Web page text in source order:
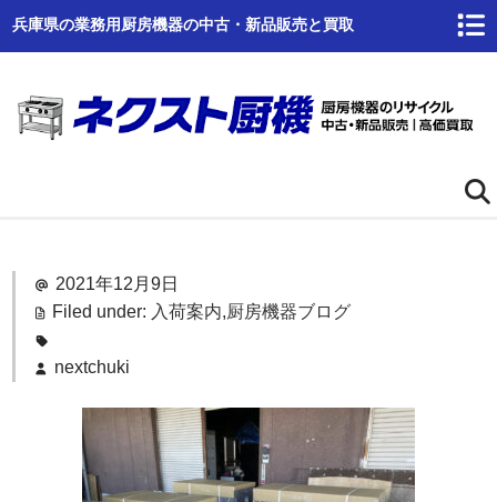
兵庫県の業務用厨房機器の中古・新品販売と買取
ネクスト厨機とは
商品一覧
商品倉庫
2021年12月9日
Filed under: 入荷案内,厨房機器ブログ
nextchuki